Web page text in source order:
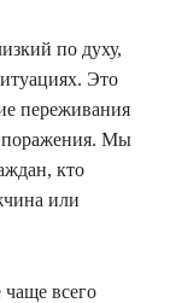
по духу,
Это
переживания
поражения. Мы
кто
или
всего